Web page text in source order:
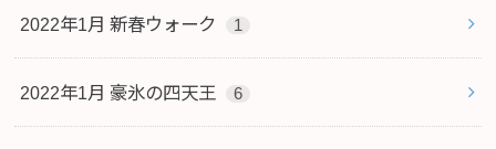
2022年1月 新春ウォーク 1
2022年1月 豪氷の四天王 6